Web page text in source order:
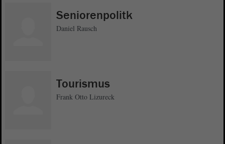
Seniorenpolitk
Daniel Rausch
Tourismus
Frank Otto Lizureck